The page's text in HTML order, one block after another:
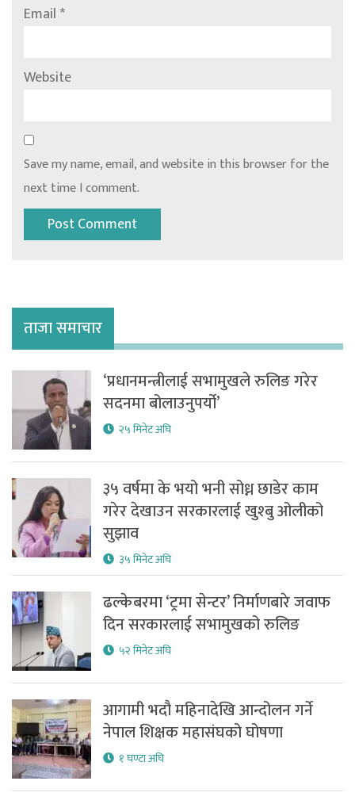
Email*
Website
Save my name, email, and website in this browser for the
next time I comment.
ताजा समाचार
‘प्रधानमन्त्रीलाई सभामुखले रुलिङ गरेर
सदनमा बोलाउनुपर्यो’
२५ मिनेट अघि
३५ वर्षमा के भयो भनी सोध्न छाडेर काम
गरेर देखाउन सरकारलाई खुश्बु ओलीको
सुझाव
३५ मिनेट अघि
ढल्केबरमा ‘ट्रमा सेन्टर’ निर्माणबारे जवाफ
दिन सरकारलाई सभामुखको रुलिङ
५२ मिनेट अघि
आगामी भदौ महिनादेखि आन्दोलन गर्ने
नेपाल शिक्षक महासंघको घोषणा
१ घण्टा अघि